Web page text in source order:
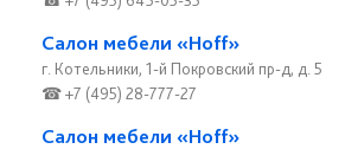
Салон мебели «Hoff»
г. Котельники, 1-й Покровский пр-д, д. 5
☎ +7 (495) 28-777-27
Салон мебели «Hoff»